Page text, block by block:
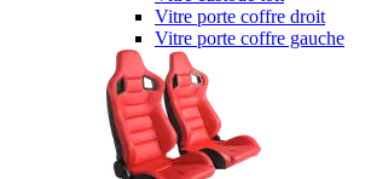
Vitre porte coffre droit
Vitre porte coffre gauche